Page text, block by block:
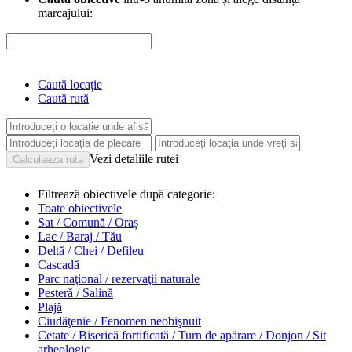
marcajului:
Caută locație
Caută rută
Vezi detaliile rutei
Filtrează obiectivele după categorie:
Toate obiectivele
Sat / Comună / Oraș
Lac / Baraj / Tău
Deltă / Chei / Defileu
Cascadă
Parc naţional / rezervaţii naturale
Pesteră / Salină
Plajă
Ciudăţenie / Fenomen neobişnuit
Cetate / Biserică fortificată / Turn de apărare / Donjon / Sit
arheologic